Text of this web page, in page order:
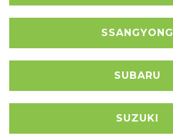
SSANGYONG
SUBARU
SUZUKI